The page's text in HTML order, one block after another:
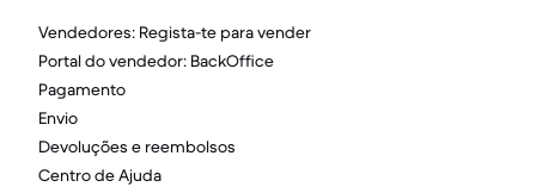
Vendedores: Regista-te para vender
Portal do vendedor: BackOffice
Pagamento
Envio
Devoluções e reembolsos
Centro de Ajuda